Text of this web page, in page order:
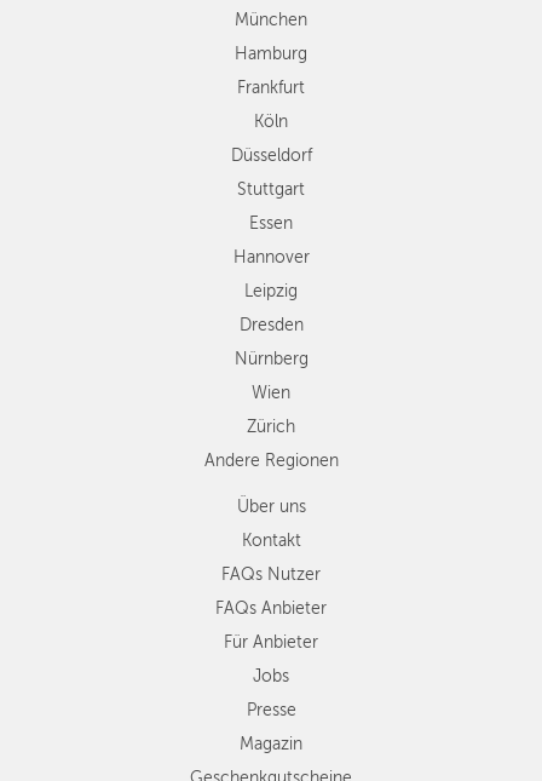
Stuttgart
Essen
Dresden
Nürnberg
Wien
Zürich
Andere
Regionen
München
Hamburg
Frankfurt
Köln
Düsseldorf
Stuttgart
Essen
Hannover
Leipzig
Dresden
Nürnberg
Wien
Zürich
Andere Regionen
Über uns
Kontakt
FAQs Nutzer
FAQs Anbieter
Für Anbieter
Jobs
Presse
Magazin